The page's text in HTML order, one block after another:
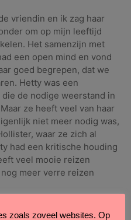
vriendin en ik zag haar
om op mijn leeftijd
Het samenzijn met
een open mind en vond
goed begrepen, dat we
Hetty was een
de nodige weerstand in
ze heeft veel van haar
niet meer nodig was,
waar ze zich al
had een kritische houding
veel mooie reizen
meer verre reizen
huis, verzorgde haar
zoals zoveel websites. Op